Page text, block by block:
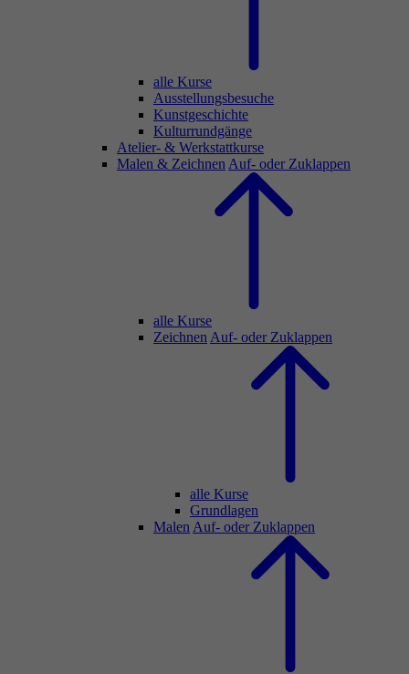
alle Kurse
Ausstellungsbesuche
Kunstgeschichte
Kulturrundgänge
Atelier- & Werkstattkurse
Malen & Zeichnen Auf- oder Zuklappen
alle Kurse
Zeichnen Auf- oder Zuklappen
alle Kurse
Grundlagen
Malen Auf- oder Zuklappen